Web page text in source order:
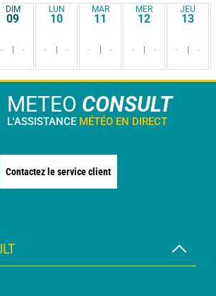
DIM
09
- -
LUN
10
- -
MAR
11
- -
MER
12
- -
JEU
13
- -
METEO CONSULT
L'ASSISTANCE MÉTÉO EN DIRECT
Contactez le service client